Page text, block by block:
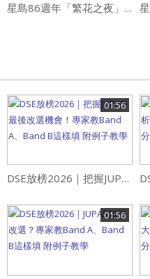
星島86週年「繁花之夜」報慶晚會
01:56
DSE放榜2026｜把握JUPAS最後改選機會！專家教Band A、Band B這樣填 附例子教學
01:56